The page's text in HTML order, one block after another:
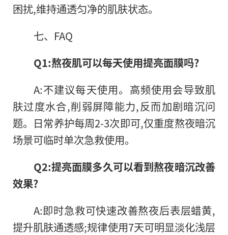
困扰,维持通透匀净的肌肤状态。
七、FAQ
Q1:熬夜肌可以每天使用提亮面膜吗?
A:不建议每天使用。高频使用会导致肌
肤过度水合,削弱屏障能力,反而加剧暗沉问
题。日常养护每周2-3次即可,仅重度熬夜暗沉
场景可临时单次急救使用。
Q2:提亮面膜多久可以看到熬夜暗沉改善
效果?
A:即时急救可快速改善熬夜后表层蜡黄,
提升肌肤通透感;规律使用7天可明显淡化浅层